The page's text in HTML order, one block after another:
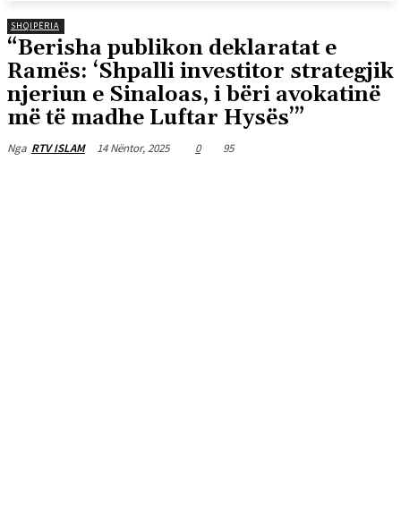
SHQIPËRIA
“Berisha publikon deklaratat e
Ramës: ‘Shpalli investitor strategjik
njeriun e Sinaloas, i bëri avokatinë
më të madhe Luftar Hysës’”
Nga RTV ISLAM 14 Nëntor, 2025 0 95